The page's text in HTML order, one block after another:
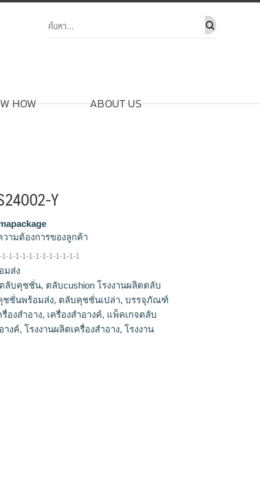
HOW ABOUT US
Y
ามต้องการของลูกค้า
า, บรรจุภัณฑ์ตลับคุชชั่น, บรรจุภัณฑ์เครื่อง
คเกจตลับคุชชั่น, แพ็คเกจเครื่องสำอางค์,
รงงานแพ็คเกจเครื่องสำอาง
1-1-1-1-1-1-1-1-1-1-1
มส่ง
ลับคุชชั่น, ตลับcushion โรงงานผลิตตลับ
ชชั่นพร้อมส่ง, ตลับคุชชั่นเปล่า,บรรจุภัณฑ์
องสำอาง, เครื่องสำอางค์, แพ็คเกจตลับ
างค์,โรงงานผลิตเครื่องสำอาง,โรงงาน